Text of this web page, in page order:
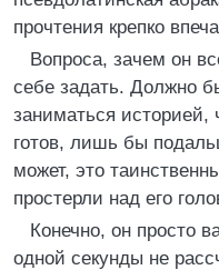
прочтения крепко
Вопроса, зачем он
себе задать. Должно
заниматься
готов, лишь бы
может, это
простерли над его
Конечно, он просто
одной секунды не